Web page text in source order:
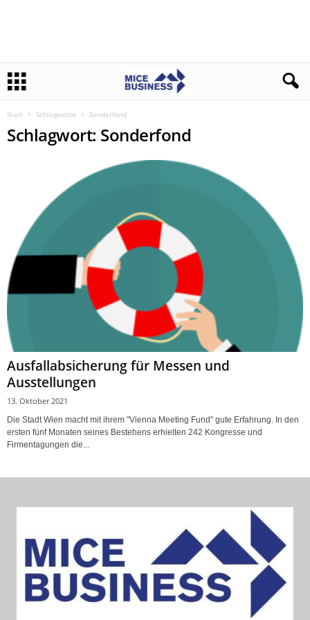
Start Schlagworte Sonderfond
Schlagwort: Sonderfond
Ausfallabsicherung für Messen und
Ausstellungen
13. Oktober 2021
Die Stadt Wien macht mit ihrem "Vienna Meeting Fund" gute Erfahrung. In den
ersten fünf Monaten seines Bestehens erhielten 242 Kongresse und
Firmentagungen die...